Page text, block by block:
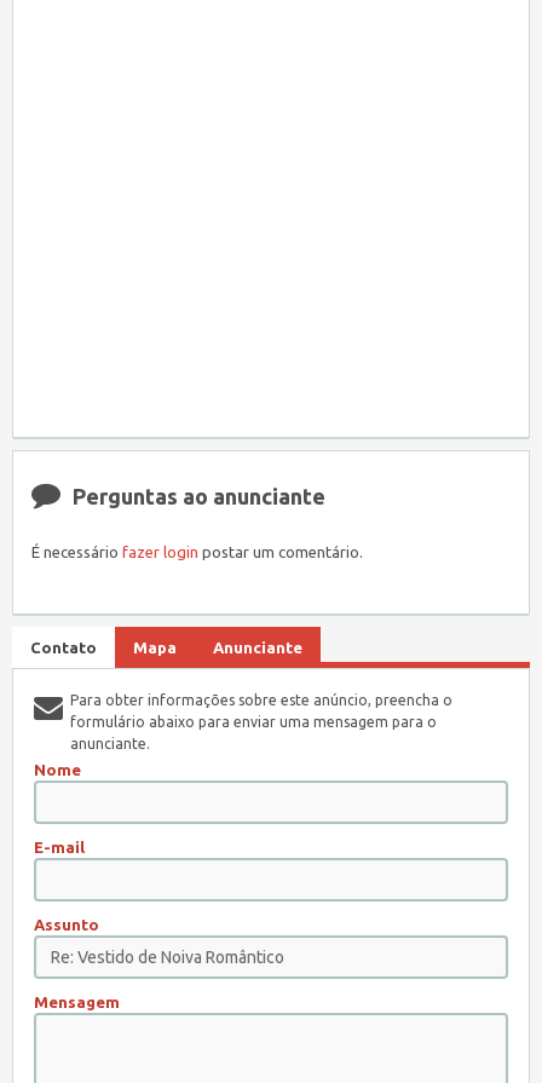
Perguntas ao anunciante
É necessário fazer login postar um comentário.
Contato Mapa Anunciante
Para obter informações sobre este anúncio, preencha o
formulário abaixo para enviar uma mensagem para o
anunciante.
Nome
E-mail
Assunto
Mensagem